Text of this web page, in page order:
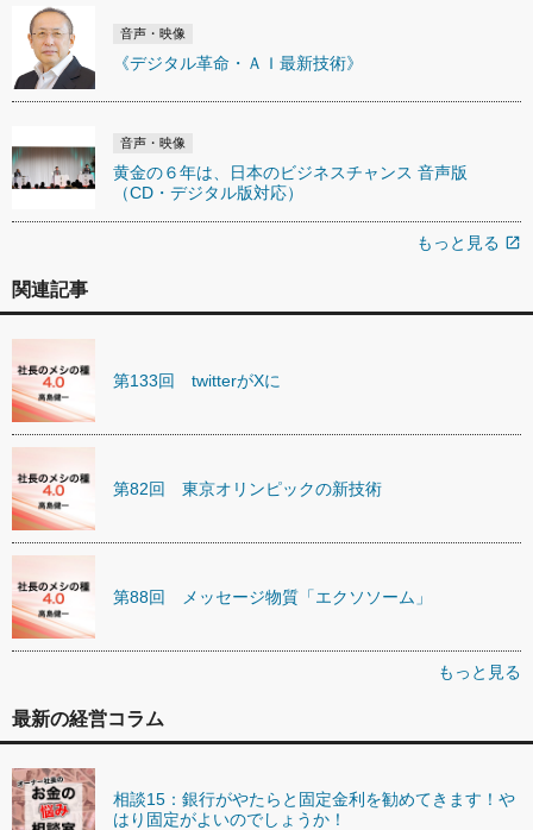
音声・映像
《デジタル革命・ＡＩ最新技術》
音声・映像
黄金の６年は、日本のビジネスチャンス 音声版
（CD・デジタル版対応）
もっと見る open_in_new
関連記事
第133回 twitterがXに
第82回 東京オリンピックの新技術
第88回 メッセージ物質「エクソソーム」
もっと見る
最新の経営コラム
相談15：銀行がやたらと固定金利を勧めてきます！や
はり固定がよいのでしょうか！